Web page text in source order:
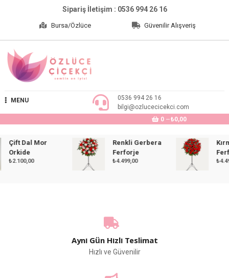
Sipariş İletişim : 0536 994 26 16
Bursa/Özlüce Güvenilir Alışveriş
Özlüce Çiçekçi
MENU
0536 994 26 16
bilgi@ozlucecicekci.com
0
₺0,00
Dal Mor
2.100,00
Renkli Gerbera
Ferforje
4.499,00
Aynı Gün Hızlı Teslimat
Hızlı ve Güvenilir